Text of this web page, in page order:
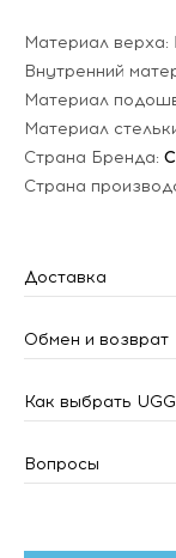
Материал верха:
Внутренний
Материал
Материал
Страна Бренда:
Страна
Доставка
Обмен и возврат
Как выбрать UGG
Вопросы